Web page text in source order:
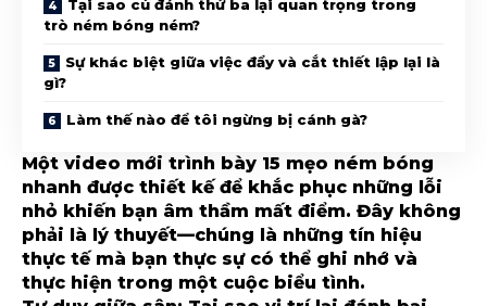
Tại sao cú đánh thứ ba lại quan trọng trong
trò ném bóng ném?
Sự khác biệt giữa việc đẩy và cắt thiết lập lại là
gì?
Làm thế nào để tôi ngừng bị cánh gà?
Một video mới trình bày 15 mẹo ném bóng
nhanh được thiết kế để khắc phục những lỗi
nhỏ khiến bạn âm thầm mất điểm. Đây không
phải là lý thuyết—chúng là những tín hiệu
thực tế mà bạn thực sự có thể ghi nhớ và
thực hiện trong một cuộc biểu tình.